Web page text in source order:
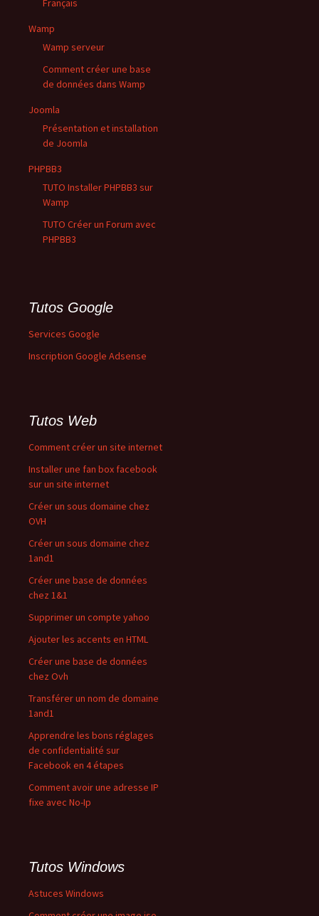
Français
Wamp
Wamp serveur
Comment créer une base
de données dans Wamp
Joomla
Présentation et installation
de Joomla
PHPBB3
TUTO Installer PHPBB3 sur
Wamp
TUTO Créer un Forum avec
PHPBB3
Tutos Google
Services Google
Inscription Google Adsense
Tutos Web
Comment créer un site internet
Installer une fan box facebook
sur un site internet
Créer un sous domaine chez
OVH
Créer un sous domaine chez
1and1
Créer une base de données
chez 1&1
Supprimer un compte yahoo
Ajouter les accents en HTML
Créer une base de données
chez Ovh
Transférer un nom de domaine
1and1
Apprendre les bons réglages
de confidentialité sur
Facebook en 4 étapes
Comment avoir une adresse IP
fixe avec No-Ip
Tutos Windows
Astuces Windows